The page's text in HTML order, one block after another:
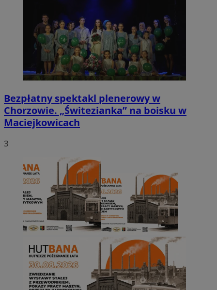
Bezpłatny spektakl plenerowy w
Chorzowie. „Świtezianka” na boisku w
Maciejkowicach
3